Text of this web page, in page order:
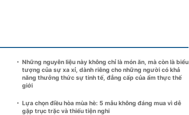
Những nguyên liệu này không chỉ là món ăn, mà còn là biểu
tượng của sự xa xỉ, dành riêng cho những người có khả
năng thưởng thức sự tinh tế, đẳng cấp của ẩm thực thế
giới
Lựa chọn điều hòa mùa hè: 5 mẫu không đáng mua vì dễ
gặp trục trặc và thiếu tiện nghi